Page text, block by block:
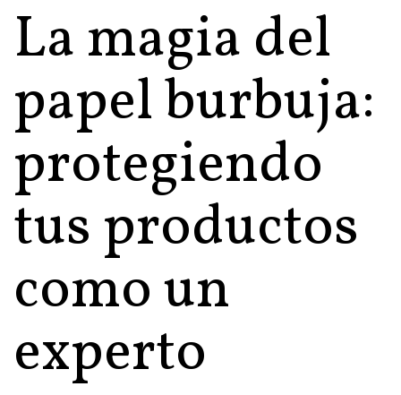
La magia del
papel burbuja:
protegiendo
tus productos
como un
experto